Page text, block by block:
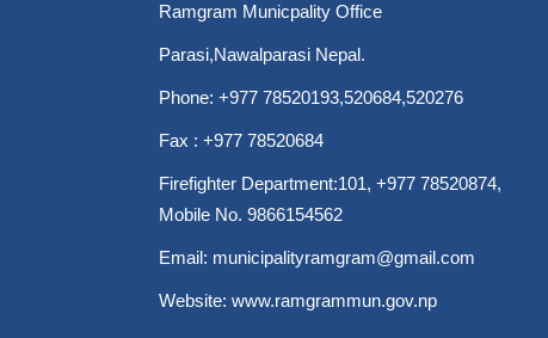
Ramgram Municpality Office
Parasi,Nawalparasi Nepal.
Phone: +977 78520193,520684,520276
Fax : +977 78520684
Firefighter Department:101, +977 78520874,
Mobile No. 9866154562
Email: municipalityramgram@gmail.com
Website: www.ramgrammun.gov.np